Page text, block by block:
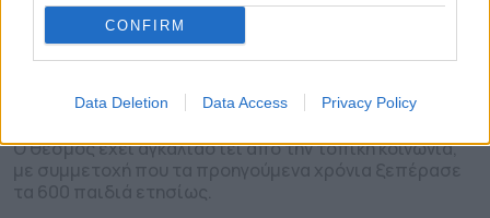
CONFIRM
Data Deletion Data Access Privacy Policy
Basketball camps με τον Ν.
Στερεάς Ελλάδας
Ο θεσμός έχει αγκαλιαστεί από την τοπική κοινωνία,